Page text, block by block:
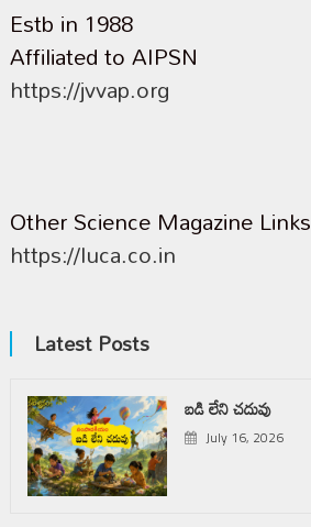
Estb in 1988
Affiliated to AIPSN
https://jvvap.org
Other Science Magazine Links
https://luca.co.in
Latest Posts
బడి లేని చదువు
July 16, 2026